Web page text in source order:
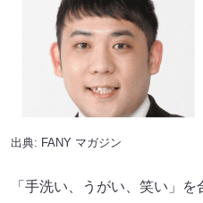
出典: FANY マガジン
「手洗い、うがい、笑い」